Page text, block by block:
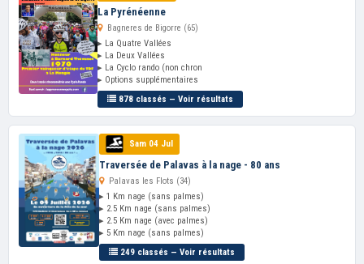
La Pyrénéenne
Bagneres de Bigorre (65)
▸ La Quatre Vallées
▸ La Deux Vallées
▸ La Cyclo rando (non chron
▸ Options supplémentaires
878 classés — Voir résultats
Sam 04 Jul
Traversée de Palavas à la nage - 80 ans
Palavas les Flots (34)
▸ 1 Km nage (sans palmes)
▸ 2.5 Km nage (sans palmes)
▸ 2.5 Km nage (avec palmes)
▸ 5 Km nage (sans palmes)
249 classés — Voir résultats